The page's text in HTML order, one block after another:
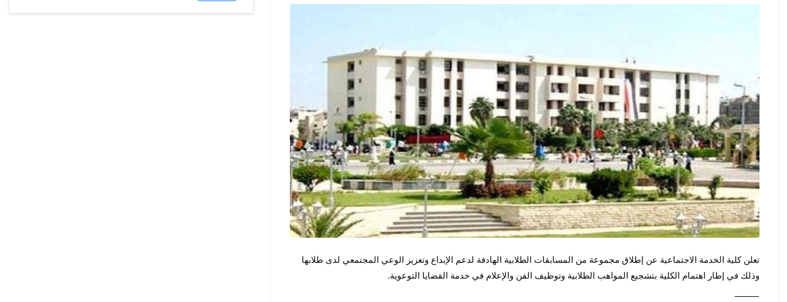
وذلك في إطار اهتمام الكلية بتشجيع المواهب الطلابية وتوظيف الفن والإعلام في خدمة القضايا التوعوية.
⸻